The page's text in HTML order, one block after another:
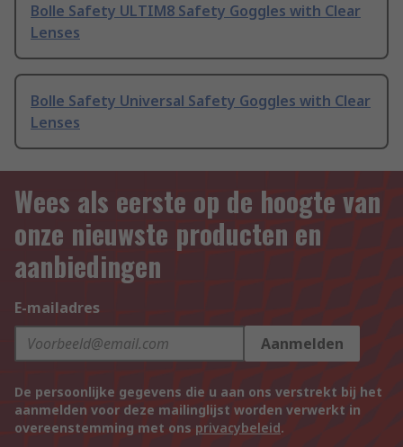
Bolle Safety ULTIM8 Safety Goggles with Clear
Lenses
Bolle Safety Universal Safety Goggles with Clear
Lenses
Wees als eerste op de hoogte van
onze nieuwste producten en
aanbiedingen
E-mailadres
Aanmelden
De persoonlijke gegevens die u aan ons verstrekt bij het
aanmelden voor deze mailinglijst worden verwerkt in
overeenstemming met ons privacybeleid.